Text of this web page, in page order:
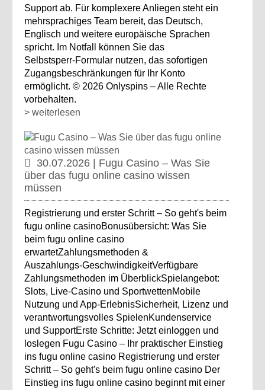
Support ab. Für komplexere Anliegen steht ein
mehrsprachiges Team bereit, das Deutsch,
Englisch und weitere europäische Sprachen
spricht. Im Notfall können Sie das
Selbstsperr‑Formular nutzen, das sofortigen
Zugangsbeschränkungen für Ihr Konto
ermöglicht. © 2026 Onlyspins – Alle Rechte
vorbehalten.
> weiterlesen
30.07.2026 | Fugu Casino – Was Sie
über das fugu online casino wissen
müssen
Registrierung und erster Schritt – So geht's beim
fugu online casinoBonusübersicht: Was Sie
beim fugu online casino
erwartetZahlungsmethoden &
Auszahlungs‑GeschwindigkeitVerfügbare
Zahlungsmethoden im ÜberblickSpielangebot:
Slots, Live‑Casino und SportwettenMobile
Nutzung und App‑ErlebnisSicherheit, Lizenz und
verantwortungsvolles SpielenKundenservice
und SupportErste Schritte: Jetzt einloggen und
loslegen Fugu Casino – Ihr praktischer Einstieg
ins fugu online casino Registrierung und erster
Schritt – So geht's beim fugu online casino Der
Einstieg ins fugu online casino beginnt mit einer